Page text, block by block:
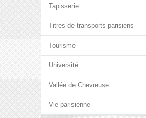
Tapisserie
Titres de transports parisiens
Tourisme
Université
Vallée de Chevreuse
Vie parisienne